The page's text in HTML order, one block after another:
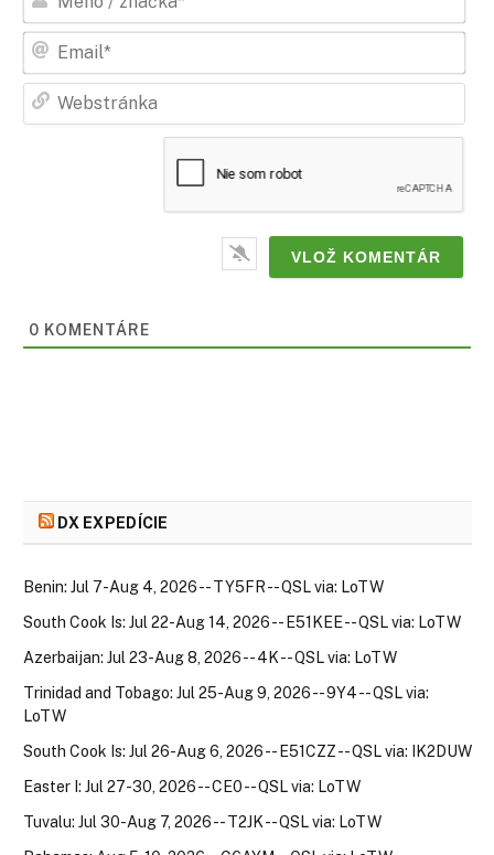
0 KOMENTÁRE
DX EXPEDÍCIE
Benin: Jul 7-Aug 4, 2026 -- TY5FR -- QSL via: LoTW
South Cook Is: Jul 22-Aug 14, 2026 -- E51KEE -- QSL via: LoTW
Azerbaijan: Jul 23-Aug 8, 2026 -- 4K -- QSL via: LoTW
Trinidad and Tobago: Jul 25-Aug 9, 2026 -- 9Y4 -- QSL via:
LoTW
South Cook Is: Jul 26-Aug 6, 2026 -- E51CZZ -- QSL via: IK2DUW
Easter I: Jul 27-30, 2026 -- CE0 -- QSL via: LoTW
Tuvalu: Jul 30-Aug 7, 2026 -- T2JK -- QSL via: LoTW